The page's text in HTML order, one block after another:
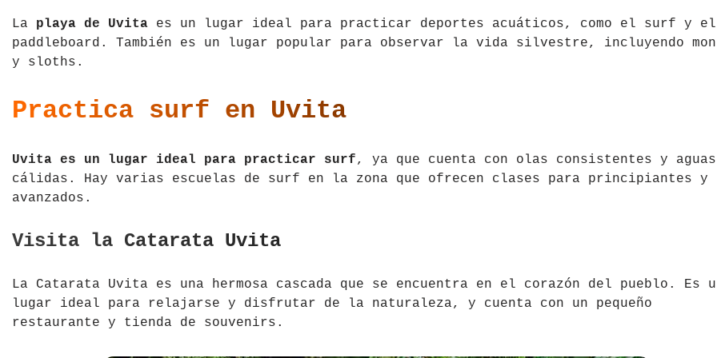
La playa de Uvita es un lugar ideal para practicar deportes acuáticos, como el surf y el
paddleboard. También es un lugar popular para observar la vida silvestre, incluyendo
y sloths.
Practica surf en Uvita
Uvita es un lugar ideal para practicar surf, ya que cuenta con olas consistentes y aguas
cálidas. Hay varias escuelas de surf en la zona que ofrecen clases para principiantes y
avanzados.
Visita la Catarata Uvita
La Catarata Uvita es una hermosa cascada que se encuentra en el corazón del pueblo. Es
lugar ideal para relajarse y disfrutar de la naturaleza, y cuenta con un pequeño
restaurante y tienda de souvenirs.